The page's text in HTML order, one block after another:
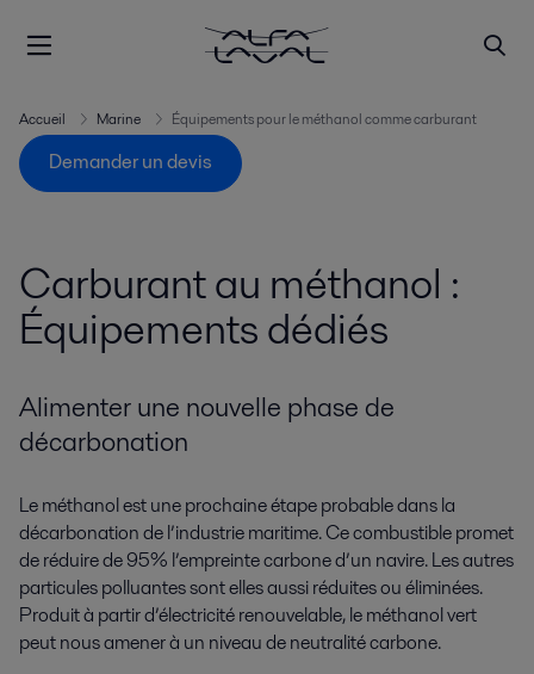
Accueil Marine Équipements pour le méthanol comme carburant
Demander un devis
Carburant au méthanol :
Équipements dédiés
Alimenter une nouvelle phase de
décarbonation
Le méthanol est une prochaine étape probable dans la
décarbonation de l’industrie maritime. Ce combustible promet
de réduire de 95% l’empreinte carbone d’un navire. Les autres
particules polluantes sont elles aussi réduites ou éliminées.
Produit à partir d’électricité renouvelable, le méthanol vert
peut nous amener à un niveau de neutralité carbone.